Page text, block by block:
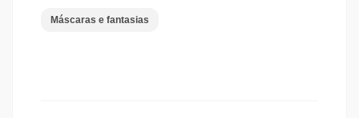
Máscaras e fantasias